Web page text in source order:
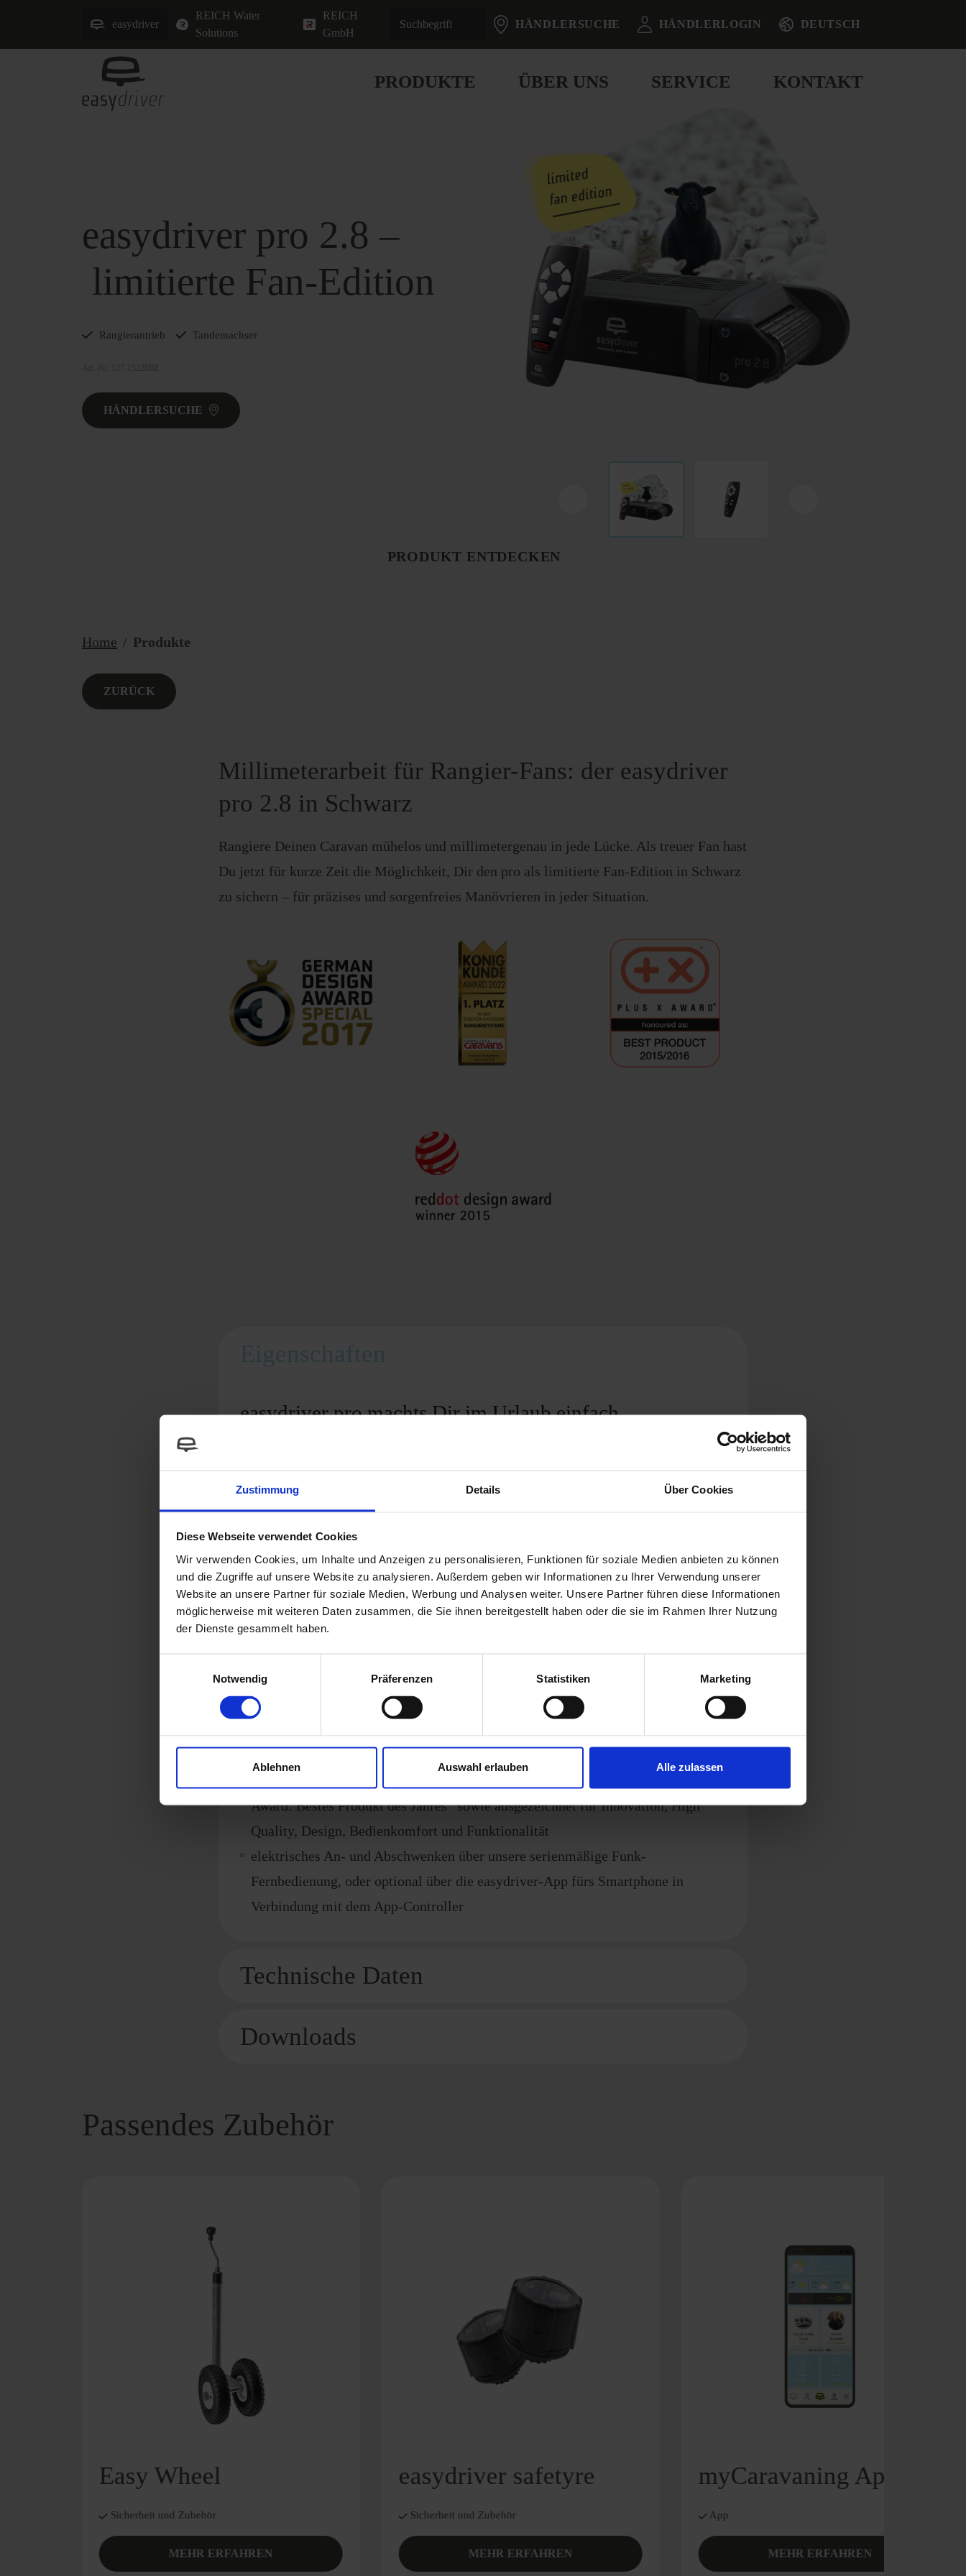
Zustimmung Details Über Cookies
Diese Webseite verwendet Cookies
Wir verwenden Cookies, um Inhalte und Anzeigen zu personalisieren, Funktionen für soziale Medien anbieten zu können
und die Zugriffe auf unsere Website zu analysieren. Außerdem geben wir Informationen zu Ihrer Verwendung unserer
Website an unsere Partner für soziale Medien, Werbung und Analysen weiter. Unsere Partner führen diese Informationen
möglicherweise mit weiteren Daten zusammen, die Sie ihnen bereitgestellt haben oder die sie im Rahmen Ihrer Nutzung
der Dienste gesammelt haben.
Notwendig
Präferenzen Statistiken Marketing
Ablehnen Auswahl erlauben Alle zulassen
easydriver
REICH Water
Solutions
REICH
GmbH
HÄNDLERSUCHE HÄNDLERLOGIN DEUTSCH
PRODUKTE ÜBER UNS SERVICE KONTAKT
easydriver pro 2.8 –
limitierte Fan-Edition
Rangierantrieb Tandemachser
HÄNDLERSUCHE
PRODUKT ENTDECKEN
Home Produkte
ZURÜCK
Millimeterarbeit für Rangier-Fans: der easydriver
pro 2.8 in Schwarz
Rangiere Deinen Caravan mühelos und millimetergenau in jede Lücke. Als treuer Fan hast
Du jetzt für kurze Zeit die Möglichkeit, Dir den pro als limitierte Fan-Edition in Schwarz
zu sichern – für präzises und sorgenfreies Manövrieren in jeder Situation.
easydriver pro machts Dir im Urlaub einfach.
ideale und sichere Kraftübertragung von der Antriebsrolle auf den Reifen durch
großen Anschwenkweg und innovative Rollenoberfläche
sicheres und schonendes Anpressen an den Reifen
durch neues Design: einfach schön und kompakt
Mit seinem optimalen und einzigartigen Hightech-Materialmix spart der
easydriver an Gewicht und verhindert effektiv Rost.
einzigartiger Anschwenkmechanismus mit Hochleistungsgleitlagern
einfachstes Ankuppeln
innovative Steuerung mit Rückmeldung der Antriebseinheit
Award: Bestes Produkt des Jahres“ sowie ausgezeichnet für Innovation, High
Quality, Design, Bedienkomfort und Funktionalität
elektrisches An- und Abschwenken über unsere serienmäßige Funk-
Fernbedienung, oder optional über die easydriver-App fürs Smartphone in
Verbindung mit dem App-Controller
Technische Daten
Downloads
Passendes Zubehör
Easy Wheel
Sicherheit und Zubehör
MEHR ERFAHREN
easydriver safetyre
Sicherheit und Zubehör
MEHR ERFAHREN
myCaravaning App
App
MEHR ERFAHREN